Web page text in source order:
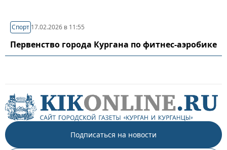
Спорт 17.02.2026 в 11:55
Первенство города Кургана по фитнес-аэробике
Подписаться на новости